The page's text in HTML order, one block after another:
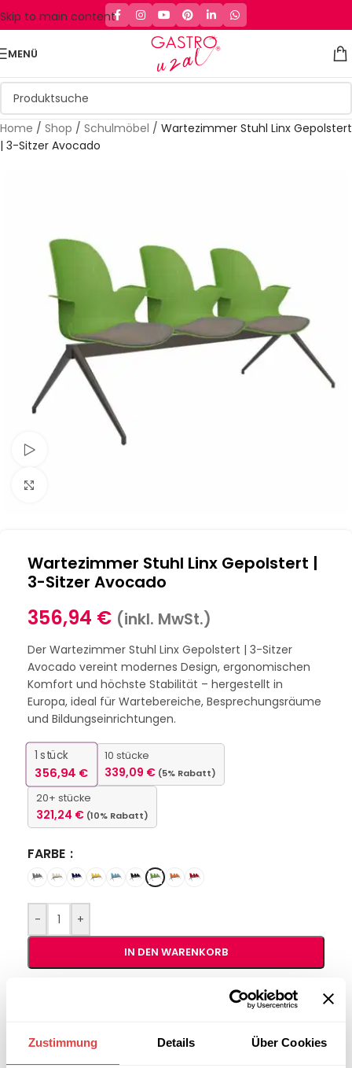
Zustimmung Details Über Cookies
Skip to main content
MENÜ
Home / Shop / Schulmöbel / Wartezimmer Stuhl Linx Gepolstert
| 3-Sitzer Avocado
Wartezimmer Stuhl Linx Gepolstert |
3-Sitzer Avocado
356,94 € (inkl. MwSt.)
Der Wartezimmer Stuhl Linx Gepolstert | 3-Sitzer
Avocado vereint modernes Design, ergonomischen
Komfort und höchste Stabilität – hergestellt in
Europa, ideal für Wartebereiche, Besprechungsräume
und Bildungseinrichtungen.
1 stück
356,94 €
10 stücke
339,09 € (5% Rabatt)
20+ stücke
321,24 € (10% Rabatt)
FARBE
- +
IN DEN WARENKORB
Stückzahlen?
B2B-Angebot